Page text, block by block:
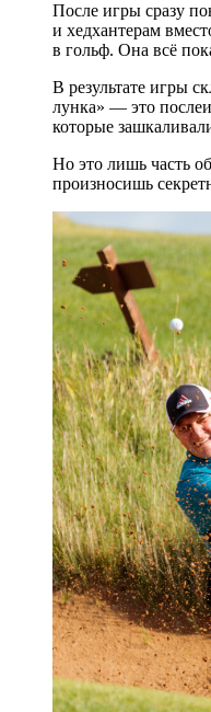
После игры сразу
и хедхантерам
в гольф. Она всё
В результате игры
лунка» — это
которые
Но это лишь часть
произносишь